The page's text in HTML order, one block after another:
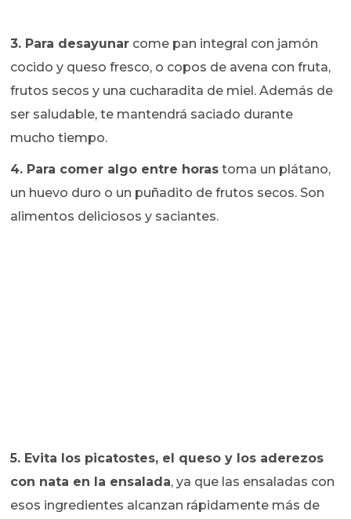
3. Para desayunar come pan integral con jamón
cocido y queso fresco, o copos de avena con fruta,
frutos secos y una cucharadita de miel. Además de
ser saludable, te mantendrá saciado durante
mucho tiempo.
4. Para comer algo entre horas toma un plátano,
un huevo duro o un puñadito de frutos secos. Son
alimentos deliciosos y saciantes.
5. Evita los picatostes, el queso y los aderezos
con nata en la ensalada, ya que las ensaladas con
esos ingredientes alcanzan rápidamente más de